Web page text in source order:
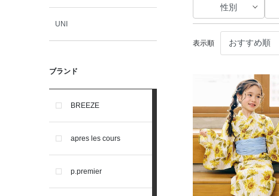
UNI
ブランド
BREEZE
apres les cours
p.premier
性別
表示順